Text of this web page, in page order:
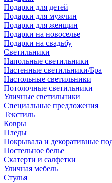
Подарки для детей
Подарки для мужчин
Подарки для женщин
Подарки на новоселье
Подарки на свадьбу
Светильники
Напольные светильники
Настенные светильники/Бра
Настольные светильники
Потолочные светильники
Уличные светильники
Специальные предложения
Текстиль
Ковры
Пледы
Покрывала и декоративные
Постельное белье
Скатерти и салфетки
Уличная мебель
Стулья